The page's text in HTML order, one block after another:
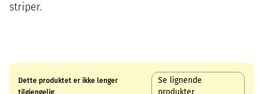
striper.
Dette produktet er ikke lenger
tilgjengelig
Se lignende
produkter